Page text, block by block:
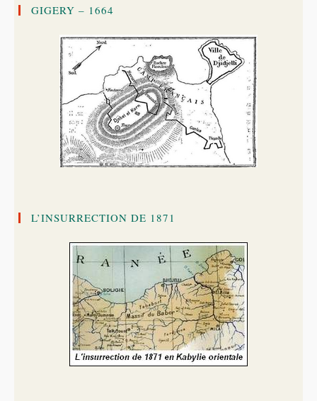
GIGERY – 1664
L’INSURRECTION DE 1871